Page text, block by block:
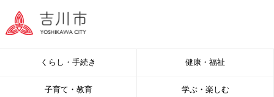
くらし・手続き 健康・福祉
子育て・教育 学ぶ・楽しむ